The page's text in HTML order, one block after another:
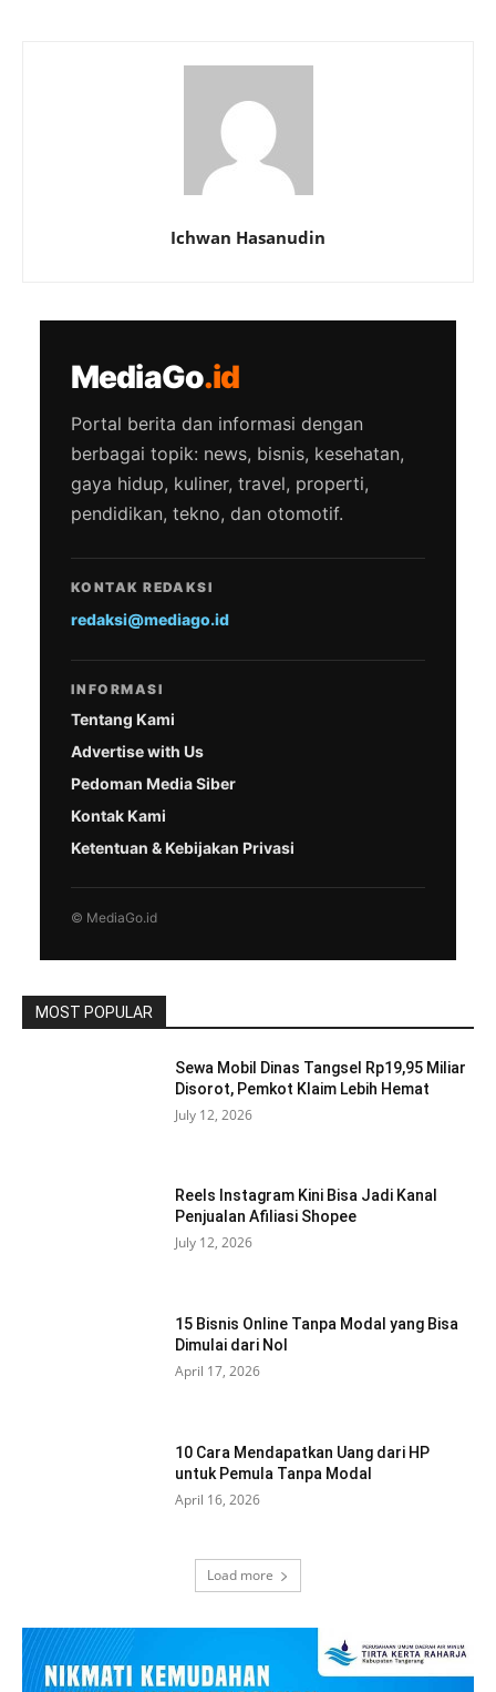
Ichwan Hasanudin
MediaGo.id
Portal berita dan informasi dengan
berbagai topik: news, bisnis, kesehatan,
gaya hidup, kuliner, travel, properti,
pendidikan, tekno, dan otomotif.
KONTAK REDAKSI
redaksi@mediago.id
INFORMASI
Tentang Kami
Advertise with Us
Pedoman Media Siber
Kontak Kami
Ketentuan & Kebijakan Privasi
© MediaGo.id
MOST POPULAR
Sewa Mobil Dinas Tangsel Rp19,95 Miliar
Disorot, Pemkot Klaim Lebih Hemat
July 12, 2026
Reels Instagram Kini Bisa Jadi Kanal
Penjualan Afiliasi Shopee
July 12, 2026
15 Bisnis Online Tanpa Modal yang Bisa
Dimulai dari Nol
April 17, 2026
10 Cara Mendapatkan Uang dari HP
untuk Pemula Tanpa Modal
April 16, 2026
Load more